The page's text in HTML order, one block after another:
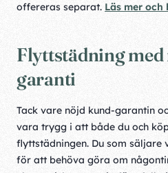
offereras separat. Läs mer och
Flyttstädning med
garanti
Tack vare nöjd kund-garantin
vara trygg i att både du och
flyttstädningen. Du som
för att behöva göra om